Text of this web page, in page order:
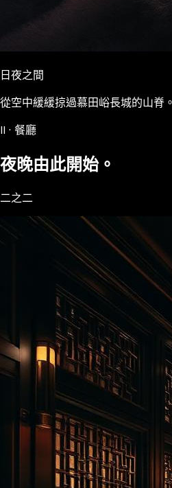
日夜之間
從空中緩緩掠過慕田峪長城的山脊。
II · 餐廳
夜晚由此開始。
二之二